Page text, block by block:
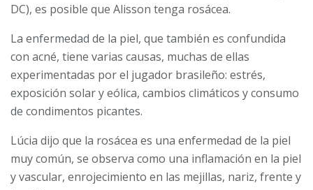
DC), es posible que Alisson tenga rosácea.
La enfermedad de la piel, que también es confundida
con acné, tiene varias causas, muchas de ellas
experimentadas por el jugador brasileño: estrés,
exposición solar y eólica, cambios climáticos y consumo
de condimentos picantes.
Lúcia dijo que la rosácea es una enfermedad de la piel
muy común, se observa como una inflamación en la piel
y vascular, enrojecimiento en las mejillas, nariz, frente y